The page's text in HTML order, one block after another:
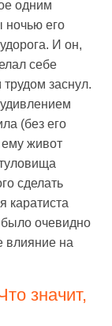
одним
ночью его
И он,
себе
заснул.
(без его
ему живот
сделать
каратиста
было очевидно
влияние на
значит,